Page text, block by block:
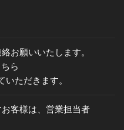
お願いいたします。
ら
いただきます。
客様は、営業担当者